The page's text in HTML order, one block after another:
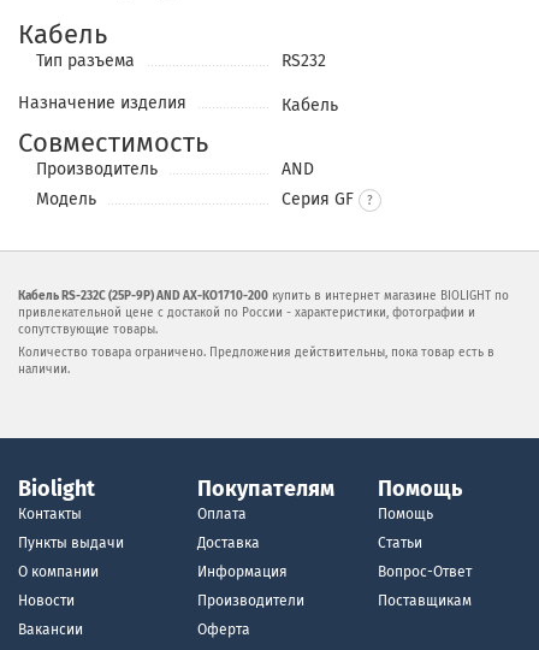
Кабель
Тип разъема RS232
Назначение изделия Кабель
Совместимость
Производитель
AND
Модель
Cерия GF
Кабель RS-232C (25P-9P) AND AX-KO1710-200 купить в интернет магазине BIOLIGHT по
привлекательной цене с достакой по России - характеристики, фотографии и
сопутствующие товары.
Количество товара ограничено. Предложения действительны, пока товар есть в
наличии.
Biolight
Контакты
Пункты выдачи
О компании
Новости
Вакансии
Покупателям
Оплата
Доставка
Информация
Производители
Оферта
Помощь
Помощь
Статьи
Вопрос-Ответ
Поставщикам